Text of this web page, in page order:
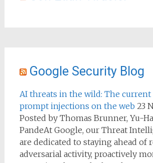
Google Security Blog
AI threats in the wild: The current
prompt injections on the web 23
Posted by Thomas Brunner, Yu-
PandeAt Google, our Threat
are dedicated to staying ahead of
adversarial activity, proactively